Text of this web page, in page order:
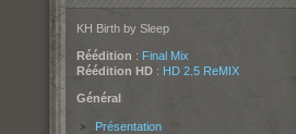
KH Birth by Sleep
Réédition : Final Mix
Réédition HD: HD 2.5 ReMIX
Général
Présentation